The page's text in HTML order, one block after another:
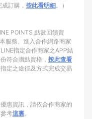
訂購， 按此看明細。）
POINTS 點數回饋資
服務、進入合作網路商家
指定合作商家之APP結
符合贈點資格， 按此查看
定之途徑及方式完成交易
惠資訊，請依合作商家的
考這裏。